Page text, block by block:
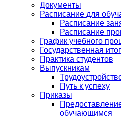
Документы
Расписание для
Расписание
Расписание
График учебного
Государственная
Практика студентов
Выпускникам
Путь к успеху
Приказы
обучающимся